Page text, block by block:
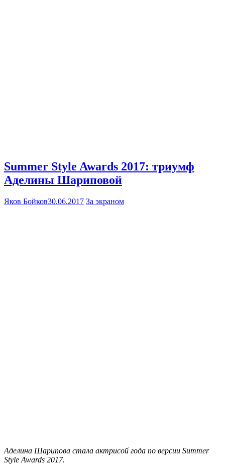
Summer Style Awards 2017: триумф
Аделины Шариповой
Яков Бойков30.06.2017 За экраном
Аделина Шарипова стала актрисой года по версии Summer
Style Awards 2017.